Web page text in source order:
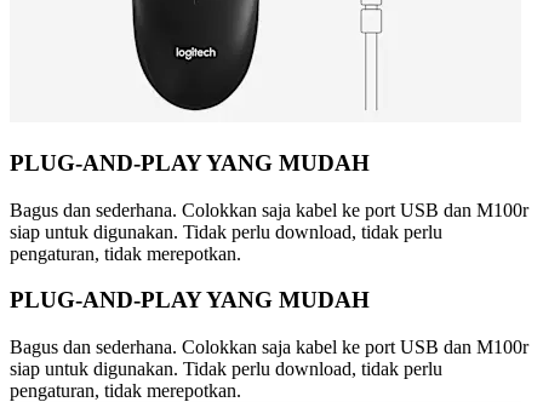
PLUG-AND-PLAY YANG MUDAH
Bagus dan sederhana. Colokkan saja kabel ke port USB dan M100r
siap untuk digunakan. Tidak perlu download, tidak perlu
pengaturan, tidak merepotkan.
PLUG-AND-PLAY YANG MUDAH
Bagus dan sederhana. Colokkan saja kabel ke port USB dan M100r
siap untuk digunakan. Tidak perlu download, tidak perlu
pengaturan, tidak merepotkan.